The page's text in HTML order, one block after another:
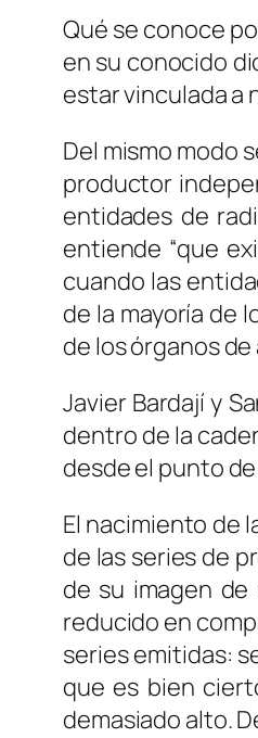
Qué se conoce
en su conocido
estar vinculada a
Del mismo modo
productor
entidades de
entiende “que
cuando las
de la mayoría de
de los órganos
Javier Bardají y
dentro de la
desde el punto
El nacimiento de
de las series de
de su imagen
reducido en
series emitidas:
que es bien
demasiado alto.